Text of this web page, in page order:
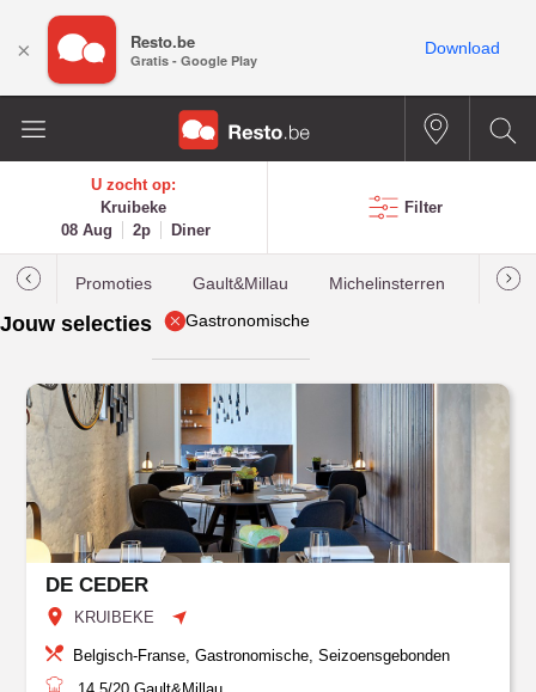
U zocht op:
Kruibeke
08 Aug
2p Diner
Filter
Promoties Gault&Millau Michelinsterren
Jouw selecties Gastronomische
DE CEDER
KRUIBEKE
Belgisch-Franse, Gastronomische, Seizoensgebonden
× Resto.be
Gratis - Google Play
Download